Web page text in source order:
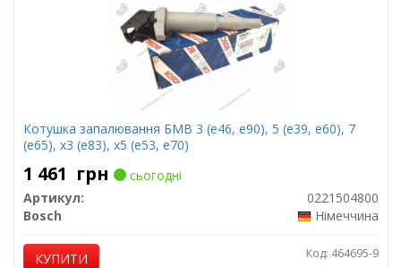
Котушка запалювання БМВ 3 (е46, е90), 5 (е39, е60), 7
(е65), х3 (е83), х5 (е53, е70)
1 461 грн
сьогодні
Артикул:
0221504800
Bosch
Німеччина
КУПИТИ Код: 464695-9